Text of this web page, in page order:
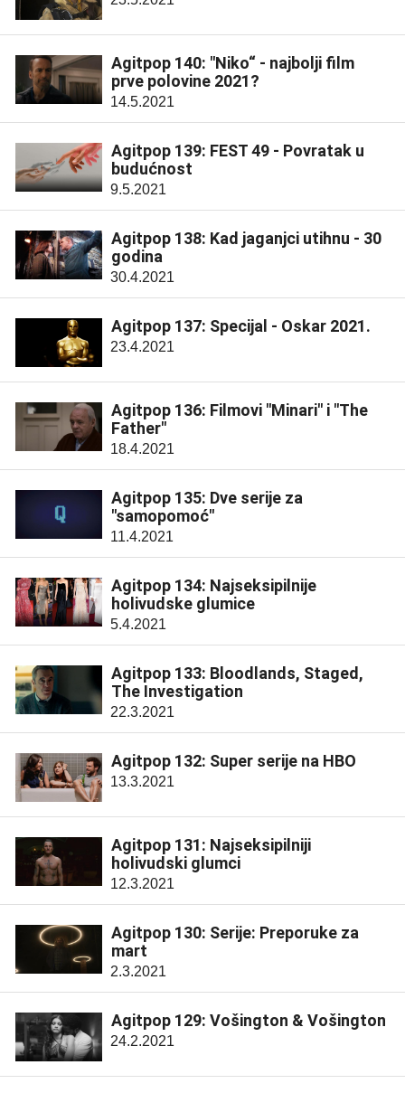
Agitpop 140: "Niko“ - najbolji film
prve polovine 2021?
14.5.2021
Agitpop 139: FEST 49 - Povratak u
budućnost
9.5.2021
Agitpop 138: Kad jaganjci utihnu - 30
godina
30.4.2021
Agitpop 137: Specijal - Oskar 2021.
23.4.2021
Agitpop 136: Filmovi "Minari" i "The
Father"
18.4.2021
Agitpop 135: Dve serije za
"samopomoć"
11.4.2021
Agitpop 134: Najseksipilnije
holivudske glumice
5.4.2021
Agitpop 133: Bloodlands, Staged,
The Investigation
22.3.2021
Agitpop 132: Super serije na HBO
13.3.2021
Agitpop 131: Najseksipilniji
holivudski glumci
12.3.2021
Agitpop 130: Serije: Preporuke za
mart
2.3.2021
Agitpop 129: Vošington & Vošington
24.2.2021